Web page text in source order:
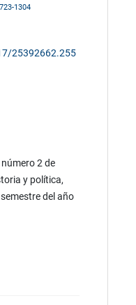
1304
25392662.255
2 de
y política,
del año